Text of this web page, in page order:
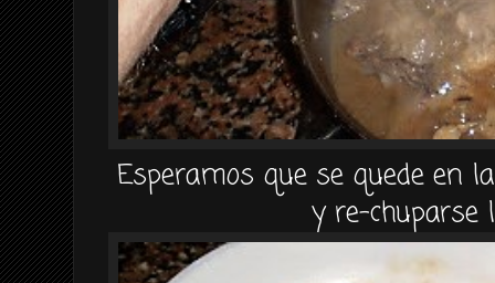
Esperamos que se quede en
y re-chuparse